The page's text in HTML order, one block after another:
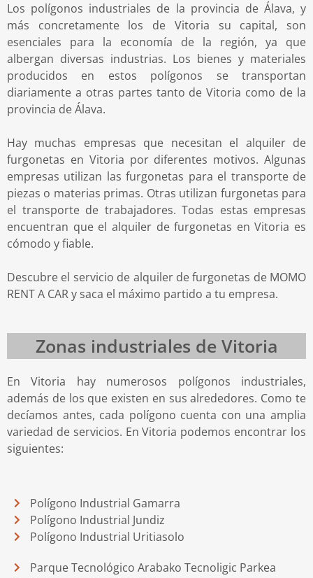
Los polígonos industriales de la provincia de Álava, y
más concretamente los de Vitoria su capital, son
esenciales para la economía de la región, ya que
albergan diversas industrias. Los bienes y materiales
producidos en estos polígonos se transportan
diariamente a otras partes tanto de Vitoria como de la
provincia de Álava.
Hay muchas empresas que necesitan el alquiler de
furgonetas en Vitoria por diferentes motivos. Algunas
empresas utilizan las furgonetas para el transporte de
piezas o materias primas. Otras utilizan furgonetas para
el transporte de trabajadores. Todas estas empresas
encuentran que el alquiler de furgonetas en Vitoria es
cómodo y fiable.
Descubre el servicio de alquiler de furgonetas de MOMO
RENT A CAR y saca el máximo partido a tu empresa.
Zonas industriales de Vitoria
En Vitoria hay numerosos polígonos industriales,
además de los que existen en sus alrededores. Como te
decíamos antes, cada polígono cuenta con una amplia
variedad de servicios. En Vitoria podemos encontrar los
siguientes:
Polígono Industrial Gamarra
Polígono Industrial Jundiz
Polígono Industrial Uritiasolo
Parque Tecnológico Arabako Tecnoligic Parkea